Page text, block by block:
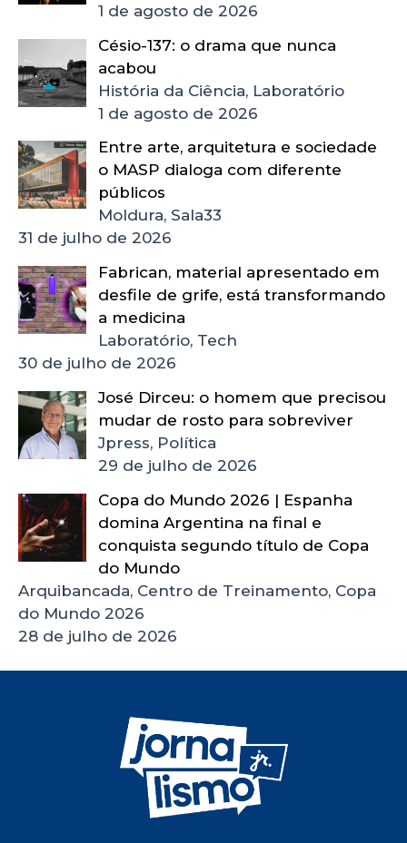
1 de agosto de 2026
Césio-137: o drama que nunca
acabou
História da Ciência, Laboratório
1 de agosto de 2026
Entre arte, arquitetura e sociedade
o MASP dialoga com diferente
públicos
Moldura, Sala33
31 de julho de 2026
Fabrican, material apresentado em
desfile de grife, está transformando
a medicina
Laboratório, Tech
30 de julho de 2026
José Dirceu: o homem que precisou
mudar de rosto para sobreviver
Jpress, Política
29 de julho de 2026
Copa do Mundo 2026 | Espanha
domina Argentina na final e
conquista segundo título de Copa
do Mundo
Arquibancada, Centro de Treinamento, Copa
do Mundo 2026
28 de julho de 2026